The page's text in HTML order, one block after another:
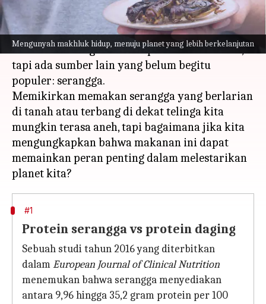
Mengunyah makhluk hidup, menuju planet yang lebih berkelanjutan
Apa ceritanya
Kita biasanya menganggap hewan dan
tumbuhan sebagai sumber protein utama kita,
tapi ada sumber lain yang belum begitu
populer: serangga.
Memikirkan memakan serangga yang berlarian
di tanah atau terbang di dekat telinga kita
mungkin terasa aneh, tapi bagaimana jika kita
mengungkapkan bahwa makanan ini dapat
memainkan peran penting dalam melestarikan
#1
Protein serangga vs protein daging
Sebuah studi tahun 2016 yang diterbitkan
dalamEuropean Journal of Clinical Nutrition
menemukan bahwa serangga menyediakan
antara 9,96 hingga 35,2 gram protein per 100